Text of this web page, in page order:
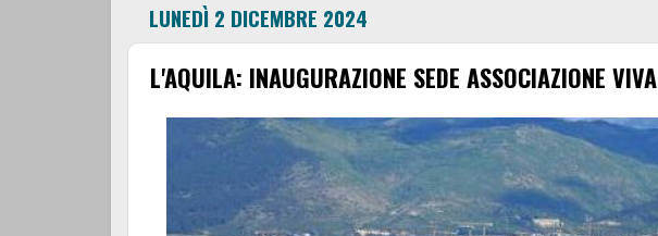
LUNEDÌ 2 DICEMBRE 2024
L'AQUILA: INAUGURAZIONE SEDE ASSOCIAZIONE VIVA